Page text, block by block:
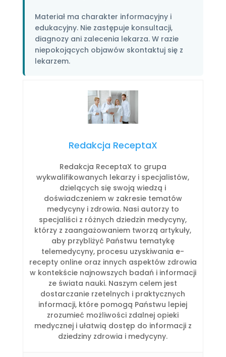
Materiał ma charakter informacyjny i
edukacyjny. Nie zastępuje konsultacji,
diagnozy ani zalecenia lekarza. W razie
niepokojących objawów skontaktuj się z
lekarzem.
Redakcja ReceptaX
Redakcja ReceptaX to grupa
wykwalifikowanych lekarzy i specjalistów,
dzielących się swoją wiedzą i
doświadczeniem w zakresie tematów
medycyny i zdrowia. Nasi autorzy to
specjaliści z różnych dziedzin medycyny,
którzy z zaangażowaniem tworzą artykuły,
aby przybliżyć Państwu tematykę
telemedycyny, procesu uzyskiwania e-
recepty online oraz innych aspektów zdrowia
w kontekście najnowszych badań i informacji
ze świata nauki. Naszym celem jest
dostarczanie rzetelnych i praktycznych
informacji, które pomogą Państwu lepiej
zrozumieć możliwości zdalnej opieki
medycznej i ułatwią dostęp do informacji z
dziedziny zdrowia i medycyny.